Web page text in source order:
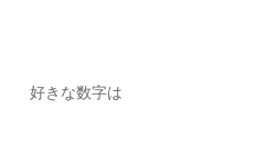
好きな数字は